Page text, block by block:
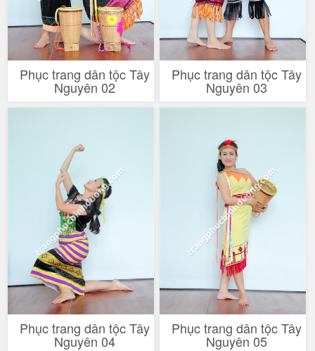
Phục trang dân tộc Tây
Nguyên 02
Phục trang dân tộc Tây
Nguyên 03
Phục trang dân tộc Tây
Nguyên 04
Phục trang dân tộc Tây
Nguyên 05